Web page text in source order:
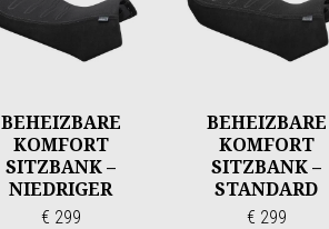
BEHEIZBARE
KOMFORT
SITZBANK –
NIEDRIGER
€ 299
BEHEIZBARE
KOMFORT
SITZBANK –
STANDARD
HÖHE
€ 299